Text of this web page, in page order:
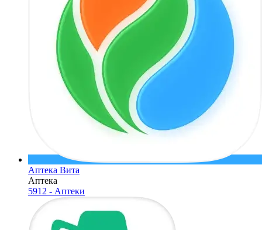
Аптека Вита
Аптека
5912 - Аптеки